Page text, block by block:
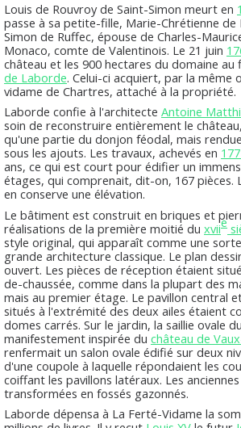
Louis de Rouvroy de Saint-Simon meurt en
passe à sa petite-fille, Marie-Chrétienne de
Simon de Ruffec, épouse de Charles-
Monaco, comte de Valentinois. Le 21 juin
château et les 900 hectares du domaine au
de Laborde. Celui-ci acquiert, par la même
vidame de Chartres, attaché à la propriété.
Laborde confie à l'architecte Antoine
soin de reconstruire entièrement le
qu'une partie du donjon féodal, mais
sous les ajouts. Les travaux, achevés en
ans, ce qui est court pour édifier un
étages, qui comprenait, dit-on, 167 pièces.
en conserve une élévation.
Le bâtiment est construit en briques et
réalisations de la première moitié du xviie
style original, qui apparaît comme une
grande architecture classique. Le plan
ouvert. Les pièces de réception étaient
de-chaussée, comme dans la plupart des
mais au premier étage. Le pavillon central
situés à l'extrémité des deux ailes étaient
domes carrés. Sur le jardin, la saillie ovale
manifestement inspirée du château de
renfermait un salon ovale édifié sur deux
d'une coupole à laquelle répondaient les
coiffant les pavillons latéraux. Les
transformées en fossés gazonnés.
Laborde dépensa à La Ferté-Vidame la